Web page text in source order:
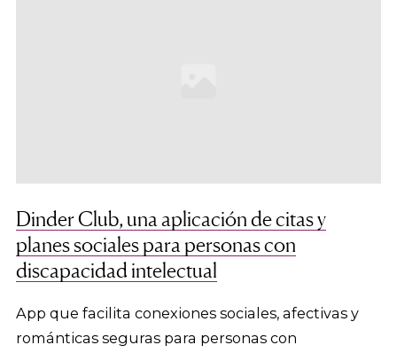
Dinder Club, una aplicación de citas y
planes sociales para personas con
discapacidad intelectual
App que facilita conexiones sociales, afectivas y
románticas seguras para personas con